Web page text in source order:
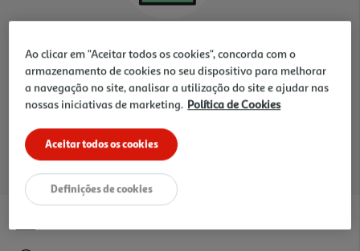
para a loja selecionada
Ao clicar em "Aceitar todos os cookies", concorda com o
armazenamento de cookies no seu dispositivo para melhorar
a navegação no site, analisar a utilização do site e ajudar nas
nossas iniciativas de marketing. Política de Cookies
Aceitar todos os cookies
Definições de cookies